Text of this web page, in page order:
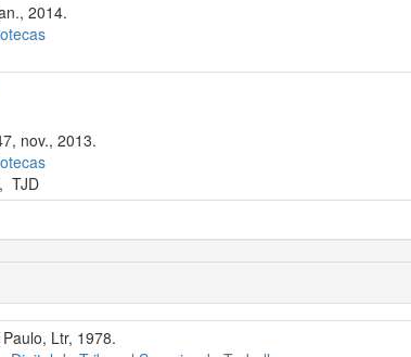
2014.
nov., 2013.
, TJD
Ltr, 1978.